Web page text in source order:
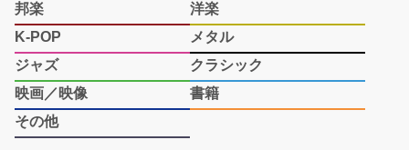
邦楽
洋楽
K-POP
メタル
ジャズ
クラシック
映画／映像
書籍
その他